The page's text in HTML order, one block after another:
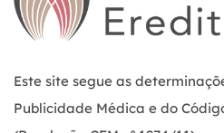
Este site segue as
Publicidade Médica e do